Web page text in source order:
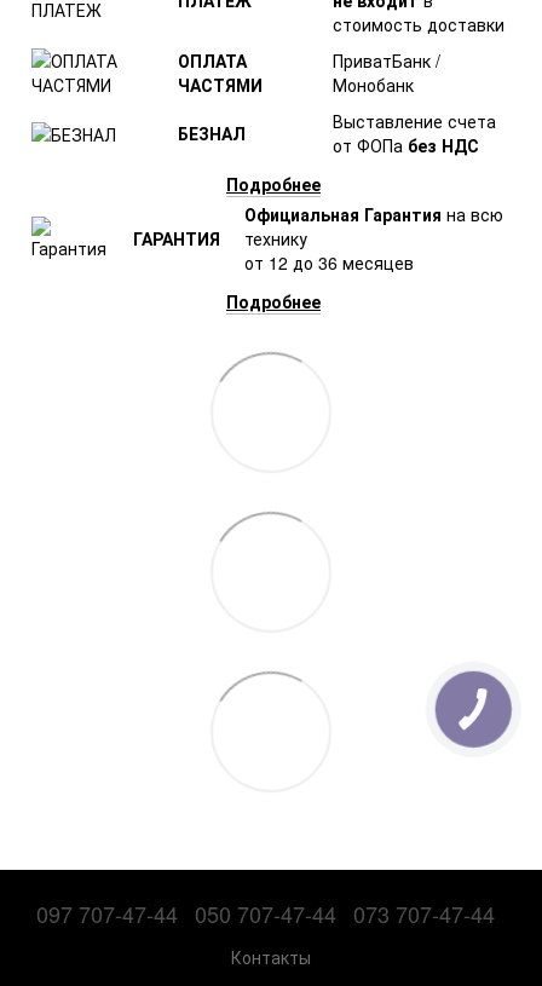
стоимость доставки
ОПЛАТА
ЧАСТЯМИ
ПриватБанк /
Монобанк
БЕЗНАЛ
Выставление счета
от ФОПа без НДС
Подробнее
ГАРАНТИЯ
Официальная Гарантия на всю
технику
от 12 до 36 месяцев
Подробнее
097 707-47-44 050 707-47-44 073 707-47-44
Контакты